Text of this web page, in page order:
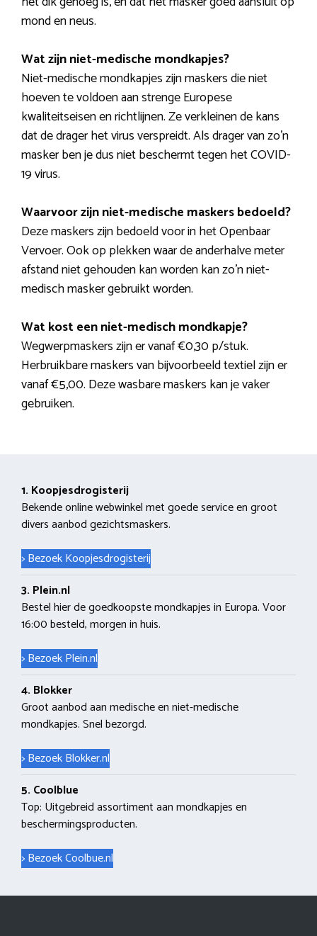
mond en neus.
Wat zijn niet-medische mondkapjes?
Niet-medische mondkapjes zijn maskers die niet
hoeven te voldoen aan strenge Europese
kwaliteitseisen en richtlijnen. Ze verkleinen de kans
dat de drager het virus verspreidt. Als drager van zo’n
masker ben je dus niet beschermt tegen het COVID-
19 virus.
Waarvoor zijn niet-medische maskers bedoeld?
Deze maskers zijn bedoeld voor in het Openbaar
Vervoer. Ook op plekken waar de anderhalve meter
afstand niet gehouden kan worden kan zo’n niet-
medisch masker gebruikt worden.
Wat kost een niet-medisch mondkapje?
Wegwerpmaskers zijn er vanaf €0,30 p/stuk.
Herbruikbare maskers van bijvoorbeeld textiel zijn er
vanaf €5,00. Deze wasbare maskers kan je vaker
gebruiken.
1. Koopjesdrogisterij
Bekende online webwinkel met goede service en groot
divers aanbod gezichtsmaskers.
> Bezoek Koopjesdrogisterij
3. Plein.nl
Bestel hier de goedkoopste mondkapjes in Europa. Voor
16:00 besteld, morgen in huis.
> Bezoek Plein.nl
4. Blokker
Groot aanbod aan medische en niet-medische
mondkapjes. Snel bezorgd.
> Bezoek Blokker.nl
5. Coolblue
Top: Uitgebreid assortiment aan mondkapjes en
beschermingsproducten.
> Bezoek Coolbue.nl